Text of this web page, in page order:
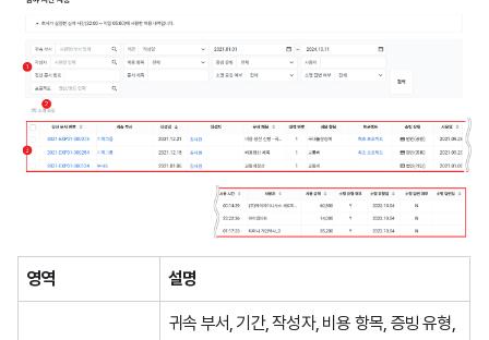
영역 설명
귀속 부서, 기간, 작성자, 비용 항목, 증빙 유형,